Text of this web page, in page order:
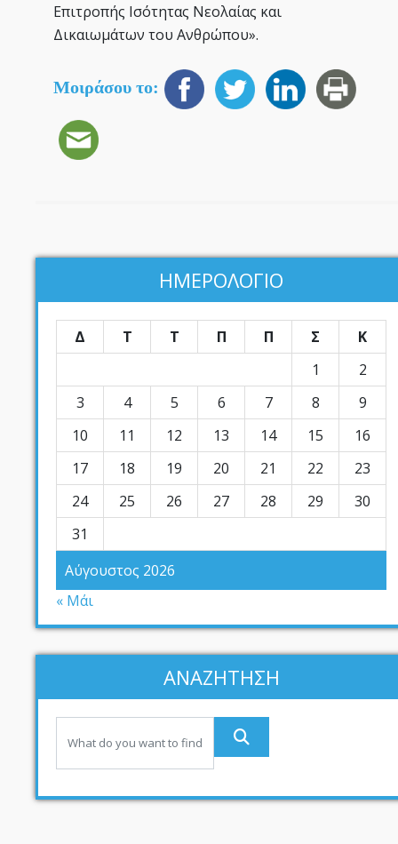
Επιτροπής Ισότητας Νεολαίας και
Δικαιωμάτων του Ανθρώπου».
Μοιράσου το:
ΗΜΕΡΟΛΟΓΙΟ
Αύγουστος 2026
Δ Τ Τ Π Π Σ
Κ
1
2
3
4 5 6 7 8
9
10
11 12 13 14 15
16
17
18 19 20 21 22
23
24
25 26 27 28 29
30
31
« Μάι
ΑΝΑΖΗΤΗΣΗ